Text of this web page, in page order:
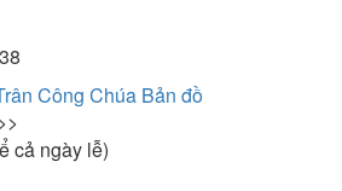
Công Chúa Bản đồ
cả ngày lễ)